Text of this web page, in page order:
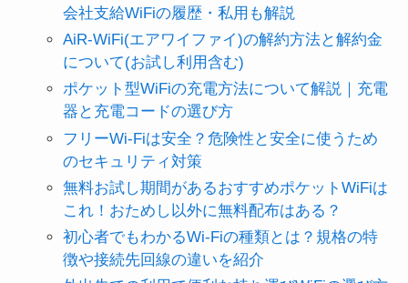
会社支給WiFiの履歴・私用も解説
AiR-WiFi(エアワイファイ)の解約方法と解約金
について(お試し利用含む)
ポケット型WiFiの充電方法について解説｜充電
器と充電コードの選び方
フリーWi-Fiは安全？危険性と安全に使うため
のセキュリティ対策
無料お試し期間があるおすすめポケットWiFiは
これ！おためし以外に無料配布はある？
初心者でもわかるWi-Fiの種類とは？規格の特
徴や接続先回線の違いを紹介